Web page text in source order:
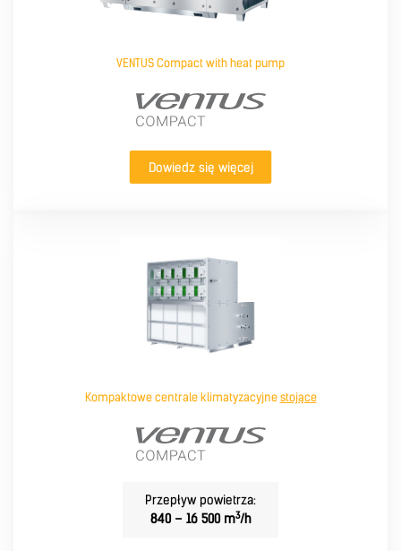
VENTUS Compact with heat pump
Dowiedz się więcej
Kompaktowe centrale klimatyzacyjne stojące
Przepływ powietrza:
840 – 16 500 m3/h